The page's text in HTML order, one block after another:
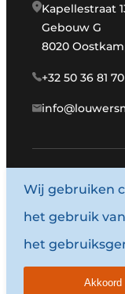
Kapellestraat
Gebouw G
8020
+32 50 36 81 70
©
Wij gebruiken
het gebruik
het
Akkoord